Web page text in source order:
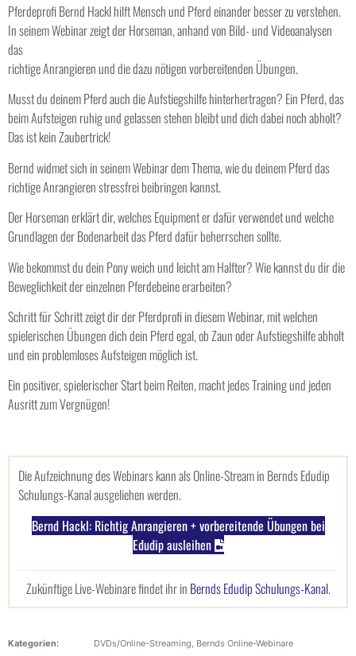
Pferdeprofi Bernd Hackl hilft Mensch und Pferd einander besser zu verstehen.
In seinem Webinar zeigt der Horseman, anhand von Bild- und Videoanalysen
das
richtige Anrangieren und die dazu nötigen vorbereitenden Übungen.
Musst du deinem Pferd auch die Aufstiegshilfe hinterhertragen? Ein Pferd, das
beim Aufsteigen ruhig und gelassen stehen bleibt und dich dabei noch abholt?
Das ist kein Zaubertrick!
Bernd widmet sich in seinem Webinar dem Thema, wie du deinem Pferd das
richtige Anrangieren stressfrei beibringen kannst.
Der Horseman erklärt dir, welches Equipment er dafür verwendet und welche
Grundlagen der Bodenarbeit das Pferd dafür beherrschen sollte.
Wie bekommst du dein Pony weich und leicht am Halfter? Wie kannst du dir die
Beweglichkeit der einzelnen Pferdebeine erarbeiten?
Schritt für Schritt zeigt dir der Pferdprofi in diesem Webinar, mit welchen
spielerischen Übungen dich dein Pferd egal, ob Zaun oder Aufstiegshilfe abholt
und ein problemloses Aufsteigen möglich ist.
Ein positiver, spielerischer Start beim Reiten, macht jedes Training und jeden
Ausritt zum Vergnügen!
Die Aufzeichnung des Webinars kann als Online-Stream in Bernds Edudip
Schulungs-Kanal ausgeliehen werden.
Bernd Hackl: Richtig Anrangieren + vorbereitende Übungen bei
Edudip ausleihen
Zukünftige Live-Webinare findet ihr in Bernds Edudip Schulungs-Kanal.
Kategorien: DVDs/Online-Streaming, Bernds Online-Webinare